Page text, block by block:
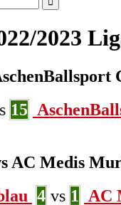
2023
15
AC Medis
4 vs 1
AC